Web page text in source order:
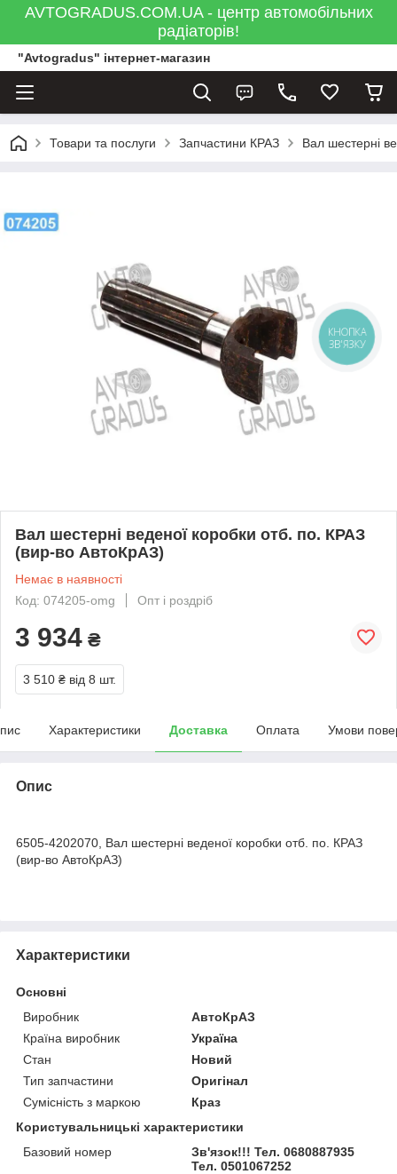
AVTOGRADUS.COM.UA - центр автомобільних
радіаторів!
"Avtogradus" інтернет-магазин
Товари та послуги Запчастини КРАЗ Вал шестерні
Вал шестерні веденої коробки отб. по. КРАЗ
(вир-во АвтоКрАЗ)
Немає в наявності
Код: 074205-omg
Опт і роздріб
3 934 ₴
3 510 ₴ від 8 шт.
Характеристики Доставка Оплата Умови
Опис
6505-4202070, Вал шестерні веденої коробки отб. по. КРАЗ
(вир-во АвтоКрАЗ)
Характеристики
Основні
Виробник
АвтоКрАЗ
Країна виробник
Україна
Стан
Новий
Тип запчастини
Оригінал
Сумісність з маркою
Краз
Користувальницькі характеристики
Базовий номер
Зв'язок!!! Тел. 0680887935
Тел. 0501067252
КНОПКА
ЗВ'ЯЗКУ